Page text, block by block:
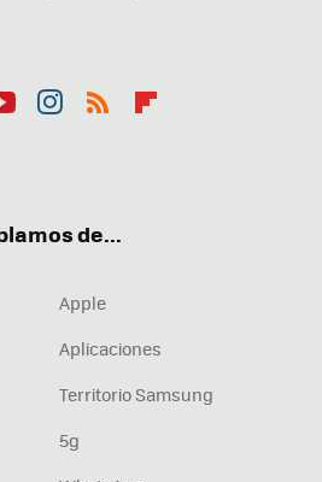
de...
Apple
Aplicaciones
Territorio Samsung
5g